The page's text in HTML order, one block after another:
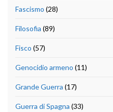
Fascismo (28)
Filosofia (89)
Fisco (57)
Genocidio armeno (11)
Grande Guerra (17)
Guerra di Spagna (33)